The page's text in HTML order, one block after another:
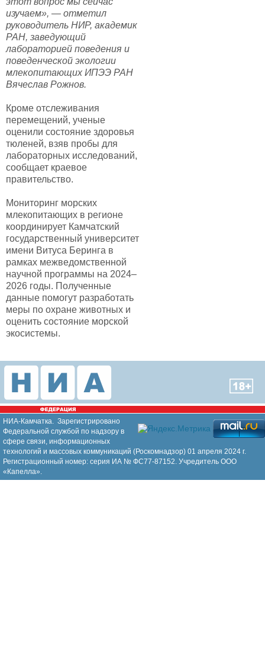
изучаем», — отметил
руководитель НИР, академик
РАН, заведующий
лабораторией поведения и
поведенческой экологии
млекопитающих ИПЭЭ РАН
Вячеслав Рожнов.
Кроме отслеживания
перемещений, ученые
оценили состояние здоровья
тюленей, взяв пробы для
лабораторных исследований,
сообщает краевое
правительство.
Мониторинг морских
млекопитающих в регионе
координирует Камчатский
государственный университет
имени Витуса Беринга в
рамках межведомственной
научной программы на 2024–
2026 годы. Полученные
данные помогут разработать
меры по охране животных и
оценить состояние морской
экосистемы.
НИА-Камчатка. Зарегистрировано
Федеральной службой по надзору в
сфере связи, информационных
технологий и массовых коммуникаций (Роскомнадзор) 01 апреля 2024 г.
Регистрационный номер: серия ИА № ФС77-87152. Учредитель ООО
«Капелла».